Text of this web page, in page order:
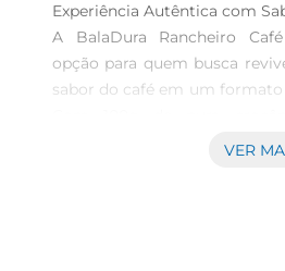
Experiência Autêntica com
A BalaDura Rancheiro
opção para quem busca
sabor do café em um formato
marcante, essa bala traz a
VER